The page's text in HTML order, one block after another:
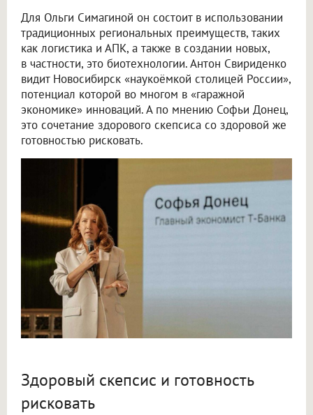
Для Ольги Симагиной он состоит в использовании
традиционных региональных преимуществ, таких
как логистика и АПК, а также в создании новых,
в частности, это биотехнологии. Антон Свириденко
видит Новосибирск «наукоёмкой столицей России»,
потенциал которой во многом в «гаражной
экономике» инноваций. А по мнению Софьи Донец,
это сочетание здорового скепсиса со здоровой же
готовностью рисковать.
Здоровый скепсис и готовность
рисковать